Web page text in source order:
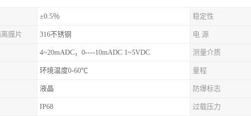
±0.5％ 稳定性
膜片 316不锈钢 电 源
4~20mADC，0----10mADC 1~5VDC 测量介质
环境温度0-60℃ 量程
液晶 防爆标志
IP68 过载压力